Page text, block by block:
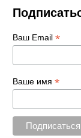
Ваш Email *
Ваше имя *